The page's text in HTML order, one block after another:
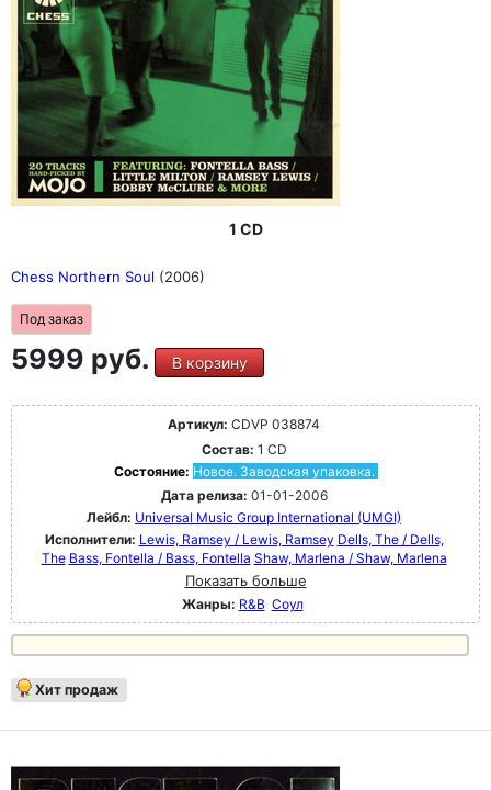
1 CD
Chess Northern Soul (2006)
Под заказ
5999 руб. В корзину
Артикул: CDVP 038874
Состав: 1 CD
Состояние: Новое. Заводская упаковка.
Дата релиза: 01-01-2006
Лейбл: Universal Music Group International (UMGI)
Исполнители: Lewis, Ramsey / Lewis, Ramsey Dells, The / Dells,
The Bass, Fontella / Bass, Fontella Shaw, Marlena / Shaw, Marlena
Показать больше
Жанры: R&B Соул
Хит продаж